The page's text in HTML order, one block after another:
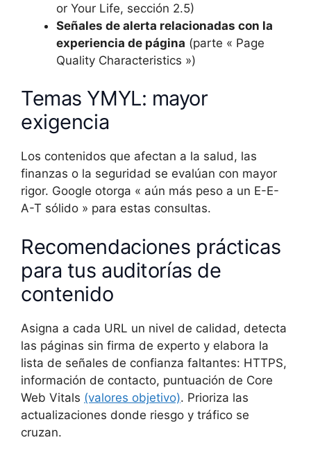
or Your Life, sección 2.5)
Señales de alerta relacionadas con la
experiencia de página (parte « Page
Quality Characteristics »)
Temas YMYL: mayor
exigencia
Los contenidos que afectan a la salud, las
finanzas o la seguridad se evalúan con mayor
rigor. Google otorga « aún más peso a un E-E-
A-T sólido » para estas consultas.
Recomendaciones prácticas
para tus auditorías de
contenido
Asigna a cada URL un nivel de calidad, detecta
las páginas sin firma de experto y elabora la
lista de señales de confianza faltantes: HTTPS,
información de contacto, puntuación de Core
Web Vitals (valores objetivo). Prioriza las
actualizaciones donde riesgo y tráfico se
cruzan.